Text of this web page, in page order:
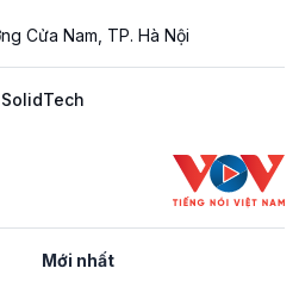
Cửa Nam, TP. Hà Nội
Mới nhất